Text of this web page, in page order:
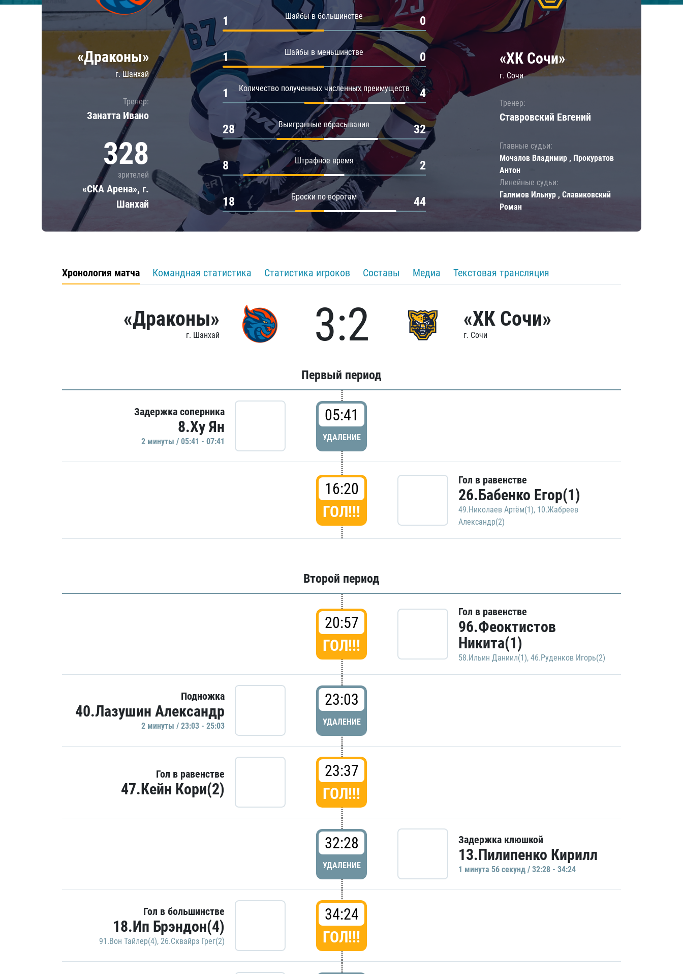
Локомотив
Шанхайские Драконы
Амур
Барыс
Салават Юлаев
«Драконы»
г. Шанхай
Тренер:
Занатта Иванo
328
зрителей
«СКА Арена», г.
Шанхай
Шайбы в большинстве
1 0
Шайбы в меньшинстве
1 0
Количество полученных численных преимуществ
1 4
Выигранные вбрасывания
28 32
Штрафное время
8 2
Броски по воротам
18 44
«ХК Сочи»
г. Сочи
Тренер:
Ставровский Евгений
Главные судьи:
Мочалов Владимир , Прокуратов
Антон
Линейные судьи:
Галимов Ильнур , Славиковский
Роман
Хронология матча Командная статистика Статистика игроков Составы Медиа Текстовая трансляция
«Драконы»
г. Шанхай 3:2 «ХК Сочи»
г. Сочи
Первый период
Задержка соперника
8.Ху Ян
2 минуты / 05:41 - 07:41
05:41
УДАЛЕНИЕ
16:20
ГОЛ!!!
Гол в равенстве
26.Бабенко Егор(1)
49.Николаев Артём(1), 10.Жабреев
Александр(2)
Второй период
20:57
ГОЛ!!!
Гол в равенстве
96.Феоктистов
Никита(1)
58.Ильин Даниил(1), 46.Руденков Игорь(2)
Подножка
40.Лазушин Александр
2 минуты / 23:03 - 25:03
23:03
УДАЛЕНИЕ
Гол в равенстве
47.Кейн Кори(2)
23:37
ГОЛ!!!
32:28
УДАЛЕНИЕ
Задержка клюшкой
13.Пилипенко Кирилл
1 минутa 56 секунд / 32:28 - 34:24
Гол в большинстве
18.Ип Брэндон(4)
91.Вон Тайлер(4), 26.Сквайрз Грег(2)
34:24
ГОЛ!!!